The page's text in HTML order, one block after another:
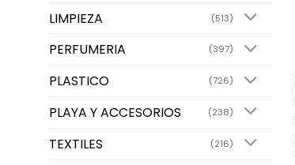
LIMPIEZA (513)
PERFUMERIA (397)
PLASTICO (726)
PLAYA Y ACCESORIOS (238)
TEXTILES (216)